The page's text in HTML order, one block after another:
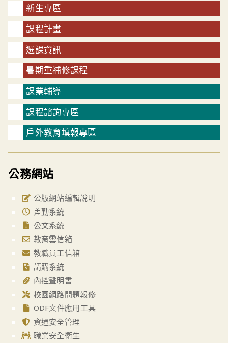
新生專區
課程計畫
選課資訊
暑期重補修課程
課業輔導
課程諮詢專區
戶外教育填報專區
公務網站
公版網站編輯說明
差勤系統
公文系統
教育雲信箱
教職員工信箱
請購系統
內控聲明書
校園網路問題報修
ODF文件應用工具
資通安全管理
職業安全衛生